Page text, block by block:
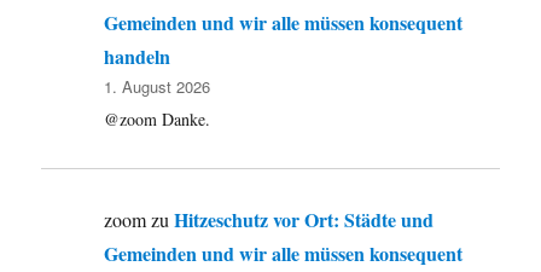
Gemeinden und wir alle müssen konsequent
handeln
1. August 2026
@zoom Danke.
zoomzuHitzeschutz vor Ort: Städte und
Gemeinden und wir alle müssen konsequent